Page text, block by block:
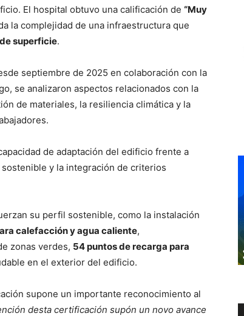
El hospital obtuvo una calificación de “Muy
la complejidad de una infraestructura que
superficie.
septiembre de 2025 en colaboración con la
se analizaron aspectos relacionados con la
de materiales, la resiliencia climática y la
de adaptación del edificio frente a
y la integración de criterios
su perfil sostenible, como la instalación
calefacción y agua caliente,
zonas verdes, 54 puntos de recarga para
en el exterior del edificio.
supone un importante reconocimiento al
desta certificación supón un novo avance